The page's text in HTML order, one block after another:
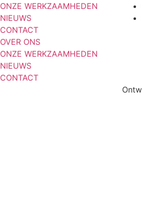
ONZE WERKZAAMHEDEN
NIEUWS
CONTACT
OVER ONS
ONZE WERKZAAMHEDEN
NIEUWS
CONTACT